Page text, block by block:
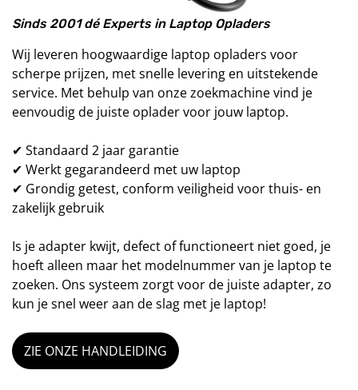
Sinds 2001 dé Experts in Laptop Opladers
Wij leveren hoogwaardige laptop opladers voor
scherpe prijzen, met snelle levering en uitstekende
service. Met behulp van onze zoekmachine vind je
eenvoudig de juiste oplader voor jouw laptop.
✔ Standaard 2 jaar garantie
✔ Werkt gegarandeerd met uw laptop
✔ Grondig getest, conform veiligheid voor thuis- en
zakelijk gebruik
Is je adapter kwijt, defect of functioneert niet goed, je
hoeft alleen maar het modelnummer van je laptop te
zoeken. Ons systeem zorgt voor de juiste adapter, zo
kun je snel weer aan de slag met je laptop!
ZIE ONZE HANDLEIDING